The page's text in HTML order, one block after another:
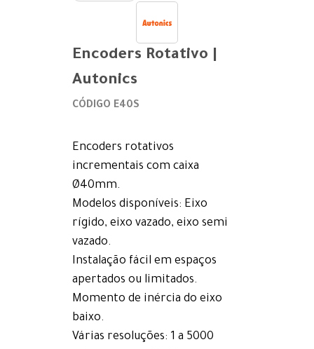
Encoders Rotativo |
Autonics
CÓDIGO E40S
Encoders rotativos
incrementais com caixa
Ø40mm.
Modelos disponíveis: Eixo
rígido, eixo vazado, eixo semi
vazado.
Instalação fácil em espaços
apertados ou limitados.
Momento de inércia do eixo
baixo.
Várias resoluções: 1 a 5000